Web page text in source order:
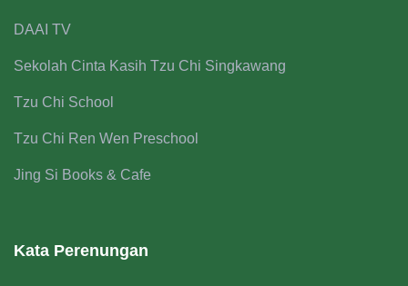
DAAI TV
Sekolah Cinta Kasih Tzu Chi Singkawang
Tzu Chi School
Tzu Chi Ren Wen Preschool
Jing Si Books & Cafe
Kata Perenungan